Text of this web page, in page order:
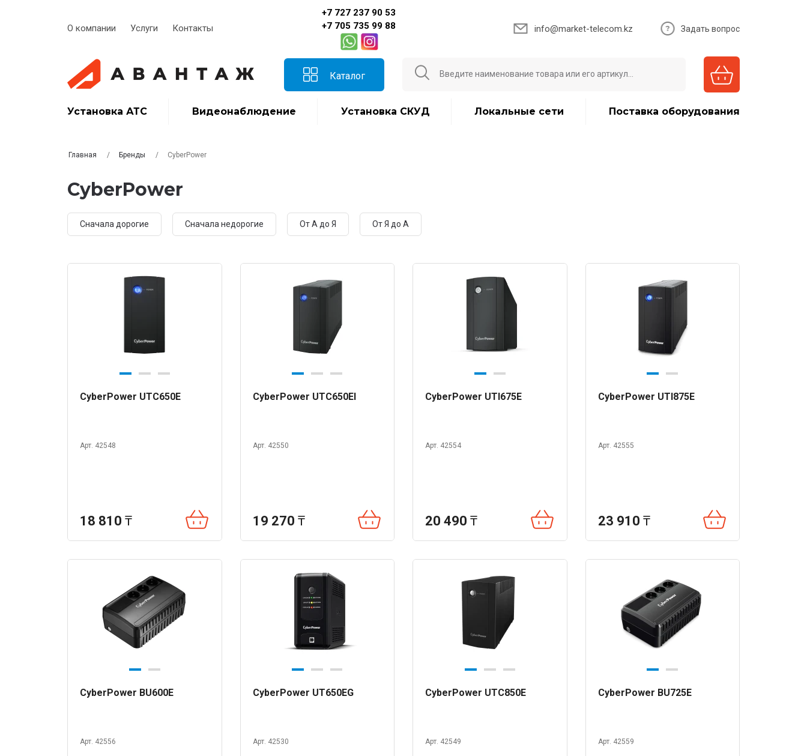
О компании Услуги Контакты
+7 727 237 90 53
+7 705 735 99 88
info@market-telecom.kz Задать вопрос
Каталог
Установка АТС Видеонаблюдение Установка СКУД Локальные сети Поставка оборудования
Главная Бренды CyberPower
CyberPower
Сначала дорогие Сначала недорогие От А до Я От Я до А
CyberPower UTC650E
Арт. 42548
18 810 ₸
CyberPower UTC650EI
Арт. 42550
19 270 ₸
CyberPower UTI675E
Арт. 42554
20 490 ₸
CyberPower UTI875E
Арт. 42555
23 910 ₸
CyberPower BU600E
Арт. 42556
CyberPower UT650EG
Арт. 42530
CyberPower UTC850E
Арт. 42549
CyberPower BU725E
Арт. 42559